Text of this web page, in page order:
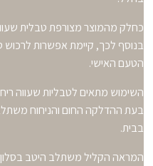
כחלק מהמוצר מצורפת טבלית
בנוסף לכך, קיימת אפשרות לרכוש
הטעם האישי.
השימוש מתאים לטבליות שעווה
בעת ההדלקה החום והניחוח
בבית.
המראה הקליל משתלב היטב